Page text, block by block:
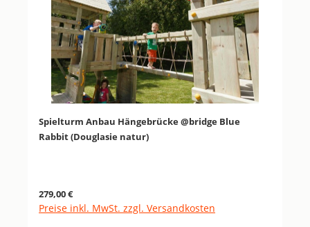
Spielturm Anbau Hängebrücke @bridge Blue
Rabbit (Douglasie natur)
Regulärer Preis:
279,00 €
Preise inkl. MwSt. zzgl. Versandkosten